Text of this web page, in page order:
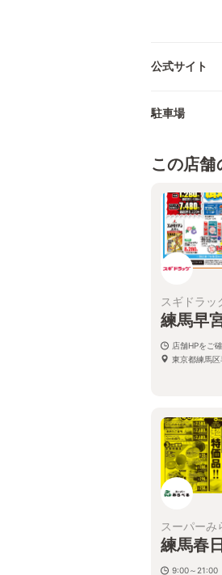
公式サイト
駐車場
この店舗
スギドラッ
練馬早
店舗HPをご
東京都練馬
スーパーみ
練馬春
9:00～21:00